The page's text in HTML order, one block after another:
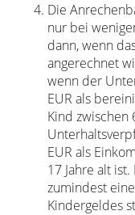
Die
nur bei
dann, wenn
angerechnet
wenn der
EUR als
Kind zwischen
EUR als
17 Jahre alt
zumindest
Kindergeldes